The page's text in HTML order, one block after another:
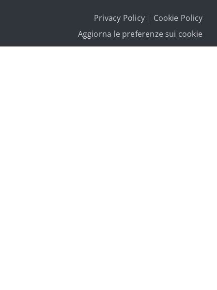
Privacy Policy| Cookie Policy
Aggiorna le preferenze sui cookie
Tutti i diritti riservati • Made byYourBoost